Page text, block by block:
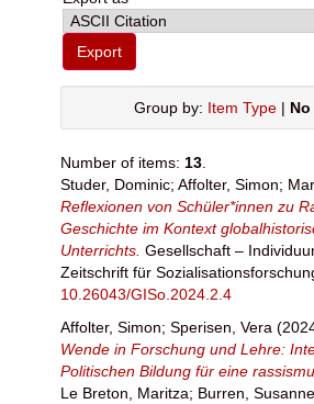
Group by: Item Type|
Number of items: 13
Studer, Dominic; Affolter, Simon;
Reflexionen von Schüler*innen zu
Geschichte im Kontext
Unterrichts. Gesellschaft –
Zeitschrift für
10.26043/GISo.2024.2.4
Affolter, Simon; Sperisen, Vera
Wende in Forschung und Lehre:
Politischen Bildung für eine
Le Breton, Maritza; Burren, Susanne